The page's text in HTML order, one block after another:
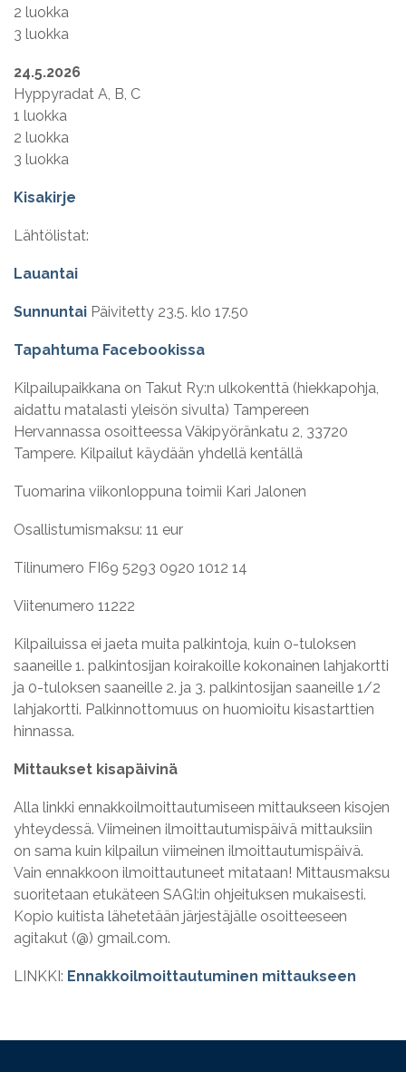
2 luokka
3 luokka
24.5.2026
Hyppyradat A, B, C
1 luokka
2 luokka
3 luokka
Kisakirje
Lähtölistat:
Lauantai
Sunnuntai Päivitetty 23.5. klo 17.50
Tapahtuma Facebookissa
Kilpailupaikkana on Takut Ry:n ulkokenttä (hiekkapohja,
aidattu matalasti yleisön sivulta) Tampereen
Hervannassa osoitteessa Väkipyöränkatu 2, 33720
Tampere. Kilpailut käydään yhdellä kentällä
Tuomarina viikonloppuna toimii Kari Jalonen
Osallistumismaksu: 11 eur
Tilinumero FI69 5293 0920 1012 14
Viitenumero 11222
Kilpailuissa ei jaeta muita palkintoja, kuin 0-tuloksen
saaneille 1. palkintosijan koirakoille kokonainen lahjakortti
ja 0-tuloksen saaneille 2. ja 3. palkintosijan saaneille 1/2
lahjakortti. Palkinnottomuus on huomioitu kisastarttien
hinnassa.
Mittaukset kisapäivinä
Alla linkki ennakkoilmoittautumiseen mittaukseen kisojen
yhteydessä. Viimeinen ilmoittautumispäivä mittauksiin
on sama kuin kilpailun viimeinen ilmoittautumispäivä.
Vain ennakkoon ilmoittautuneet mitataan! Mittausmaksu
suoritetaan etukäteen SAGI:in ohjeituksen mukaisesti.
Kopio kuitista lähetetään järjestäjälle osoitteeseen
agitakut (@) gmail.com.
LINKKI: Ennakkoilmoittautuminen mittaukseen